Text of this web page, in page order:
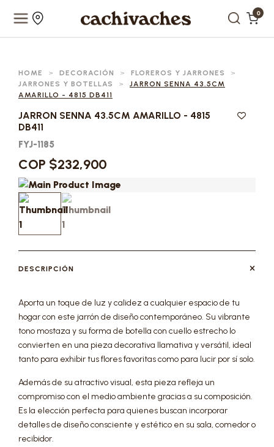
0
HOME > DECORACIÓN > FLOREROS Y JARRONES
>
JARRONES Y BOTELLAS
>
JARRON SENNA 43.5CM
AMARILLO - 4815 DB411
JARRON SENNA 43.5CM AMARILLO - 4815
DB411
FYJ-1185
COP $232,900
DESCRIPCIÓN
Aporta un toque de luz y calidez a cualquier espacio de tu
hogar con este jarrón de diseño contemporáneo. Su vibrante
tono mostaza y su forma de botella con cuello estrecho lo
convierten en una pieza decorativa llamativa y versátil, ideal
tanto para exhibir tus flores favoritas como para lucir por sí solo.
Además de su atractivo visual, esta pieza refleja un
compromiso con el medio ambiente gracias a su composición.
Es la elección perfecta para quienes buscan incorporar
detalles de diseño consciente y estético en su sala, comedor o
recibidor.